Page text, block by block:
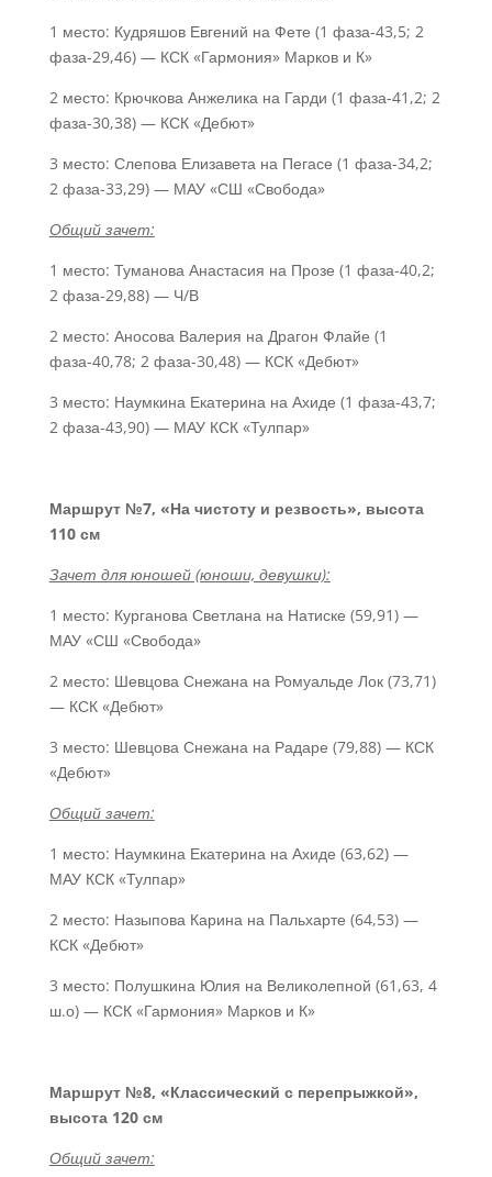
1 место: Кудряшов Евгений на Фете (1 фаза-43,5; 2
фаза-29,46) — КСК «Гармония» Марков и К»
2 место: Крючкова Анжелика на Гарди (1 фаза-41,2; 2
фаза-30,38) — КСК «Дебют»
3 место: Слепова Елизавета на Пегасе (1 фаза-34,2;
2 фаза-33,29) — МАУ «СШ «Свобода»
Общий зачет:
1 место: Туманова Анастасия на Прозе (1 фаза-40,2;
2 фаза-29,88) — Ч/В
2 место: Аносова Валерия на Драгон Флайе (1
фаза-40,78; 2 фаза-30,48) — КСК «Дебют»
3 место: Наумкина Екатерина на Ахиде (1 фаза-43,7;
2 фаза-43,90) — МАУ КСК «Тулпар»
Маршрут №7, «На чистоту и резвость», высота
110 см
Зачет для юношей (юноши, девушки):
1 место: Курганова Светлана на Натиске (59,91) —
МАУ «СШ «Свобода»
2 место: Шевцова Снежана на Ромуальде Лок (73,71)
— КСК «Дебют»
3 место: Шевцова Снежана на Радаре (79,88) — КСК
«Дебют»
Общий зачет:
1 место: Наумкина Екатерина на Ахиде (63,62) —
МАУ КСК «Тулпар»
2 место: Назыпова Карина на Пальхарте (64,53) —
КСК «Дебют»
3 место: Полушкина Юлия на Великолепной (61,63, 4
ш.о) — КСК «Гармония» Марков и К»
Маршрут №8, «Классический с перепрыжкой»,
высота 120 см
Общий зачет: